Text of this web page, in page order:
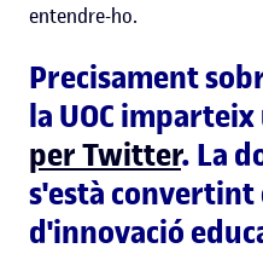
entendre-ho.
Precisament
la UOC imparteix
per Twitter. La
s'està convertint
d'innovació